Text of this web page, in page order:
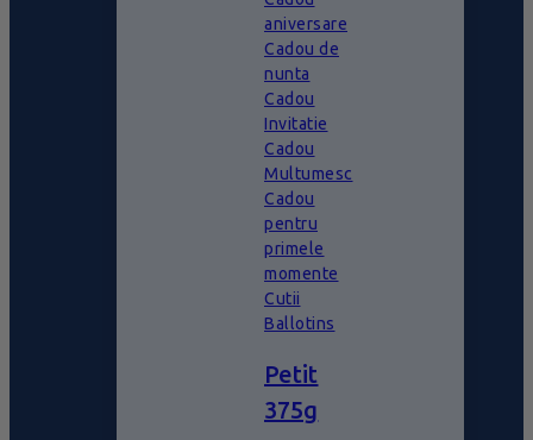
aniversare
Cadou de
nunta
Cadou
Invitatie
Cadou
Multumesc
Cadou
pentru
primele
momente
Cutii
Ballotins
Petit
375g